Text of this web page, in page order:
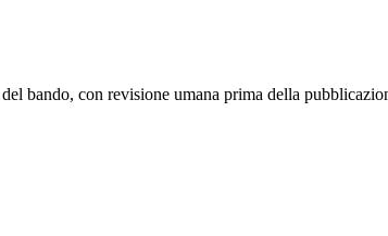
bando, con revisione umana prima della